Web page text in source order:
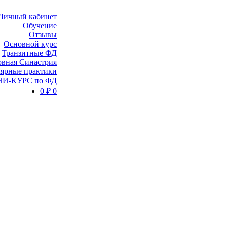
кабинет
Обучение
Отзывы
Основной курс
Транзитные ФД
Синастрия
практики
КУРС по ФД
0 ₽ 0